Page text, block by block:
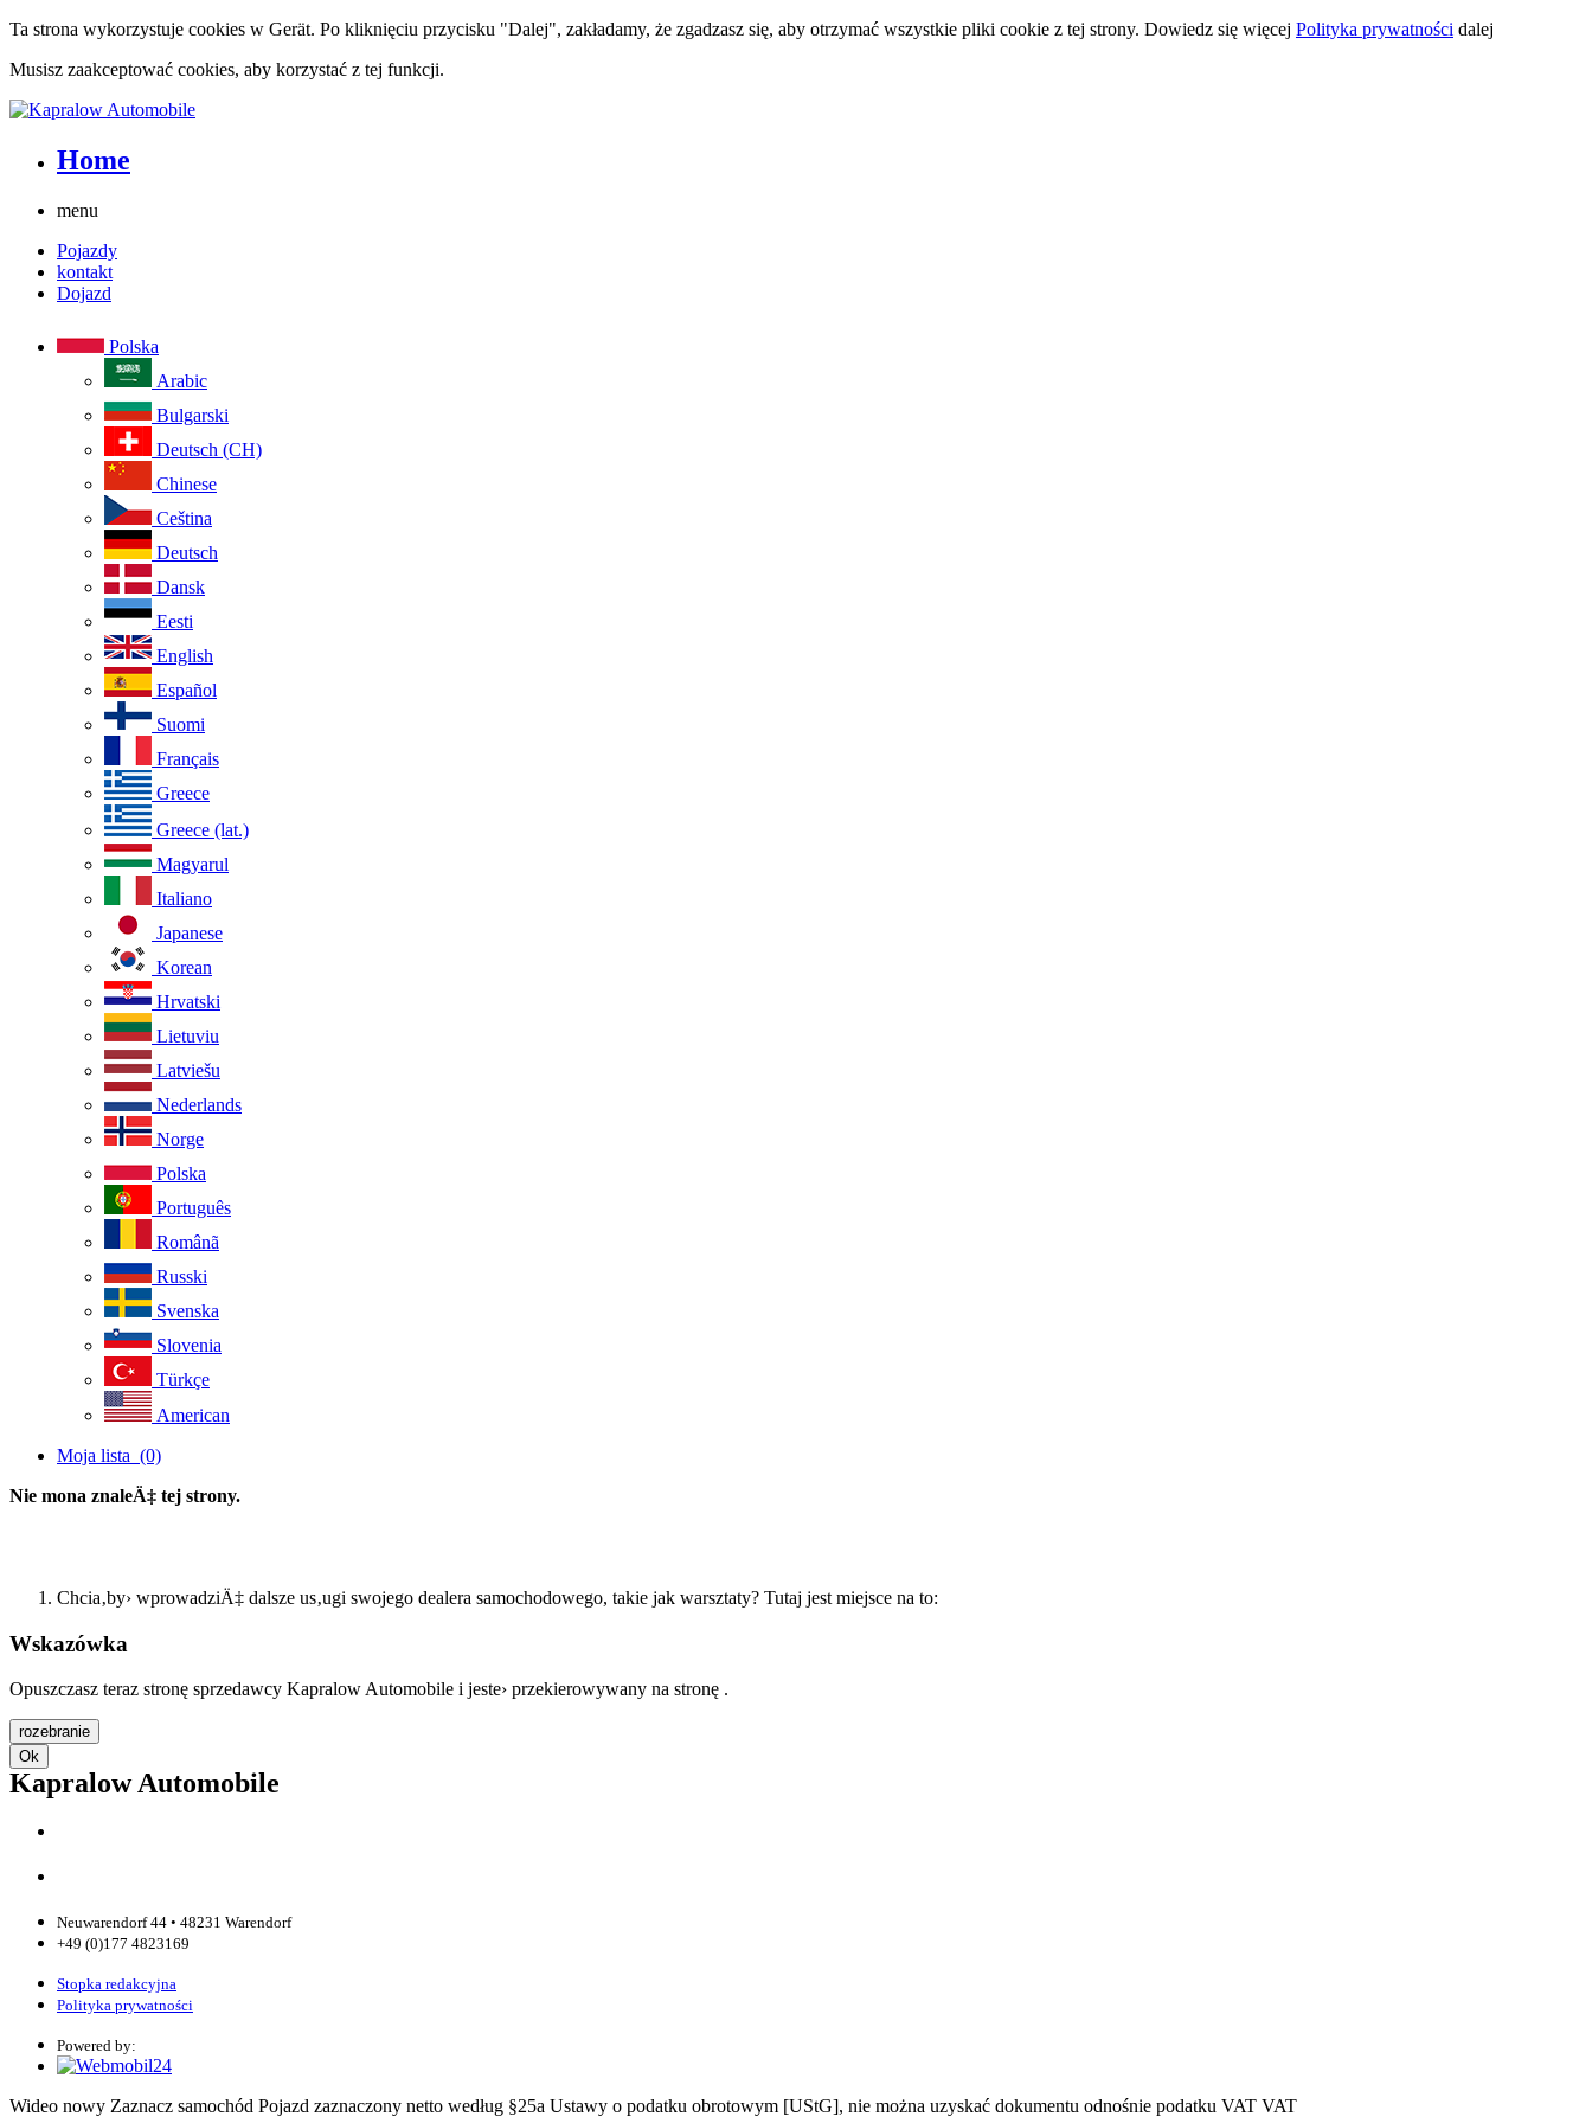
Ta strona wykorzystuje cookies w Gerät. Po kliknięciu przycisku "Dalej", zakładamy, że zgadzasz się, aby otrzymać wszystkie pliki cookie z tej strony. Dowiedz się więcej Polityka prywatności dalej
Musisz zaakceptować cookies, aby korzystać z tej funkcji.
Home
menu
Pojazdy
kontakt
Dojazd
Polska
Arabic
Bulgarski
Deutsch (CH)
Chinese
Ceština
Deutsch
Dansk
Eesti
English
Español
Suomi
Français
Greece
Greece (lat.)
Magyarul
Italiano
Japanese
Korean
Hrvatski
Lietuviu
Latviešu
Nederlands
Norge
Polska
Português
Românã
Russki
Svenska
Slovenia
Türkçe
American
Moja lista (0)
Nie mona znaleÄ‡ tej strony.
Chcia‚by› wprowadziÄ‡ dalsze us‚ugi swojego dealera samochodowego, takie jak warsztaty? Tutaj jest miejsce na to:
Wskazówka
Opuszczasz teraz stronę sprzedawcy Kapralow Automobile i jeste› przekierowywany na stronę .
rozebranie
Ok
Kapralow Automobile
Neuwarendorf 44 • 48231 Warendorf
+49 (0)177 4823169
Stopka redakcyjna
Polityka prywatności
Powered by:
Wideo nowy Zaznacz samochód Pojazd zaznaczony netto według §25a Ustawy o podatku obrotowym [UStG], nie można uzyskać dokumentu odnośnie podatku VAT VAT